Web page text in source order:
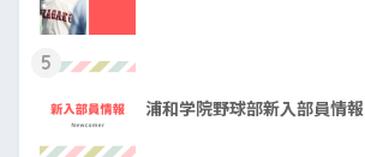
5
浦和学院野球部新入部員情報